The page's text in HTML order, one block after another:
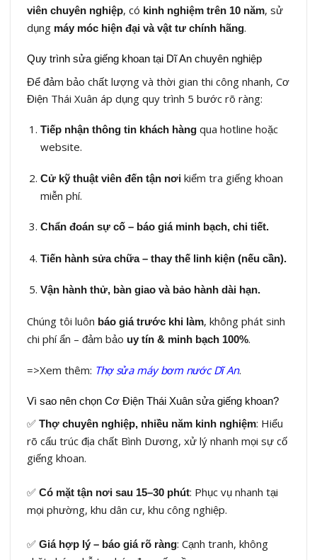
viên chuyên nghiệp, có kinh nghiệm trên 10 năm, sử
dụng máy móc hiện đại và vật tư chính hãng.
Quy trình sửa giếng khoan tại Dĩ An chuyên nghiệp
Để đảm bảo chất lượng và thời gian thi công nhanh, Cơ
Điện Thái Xuân áp dụng quy trình 5 bước rõ ràng:
Tiếp nhận thông tin khách hàng qua hotline hoặc
website.
Cử kỹ thuật viên đến tận nơi kiểm tra giếng khoan
miễn phí.
Chẩn đoán sự cố – báo giá minh bạch, chi tiết.
Tiến hành sửa chữa – thay thế linh kiện (nếu cần).
Vận hành thử, bàn giao và bảo hành dài hạn.
Chúng tôi luôn báo giá trước khi làm, không phát sinh
chi phí ẩn – đảm bảo uy tín & minh bạch 100%.
=>Xem thêm: Thợ sửa máy bơm nước Dĩ An.
Vì sao nên chọn Cơ Điện Thái Xuân sửa giếng khoan?
✅ Thợ chuyên nghiệp, nhiều năm kinh nghiệm: Hiểu
rõ cấu trúc địa chất Bình Dương, xử lý nhanh mọi sự cố
giếng khoan.
✅ Có mặt tận nơi sau 15–30 phút: Phục vụ nhanh tại
mọi phường, khu dân cư, khu công nghiệp.
✅ Giá hợp lý – báo giá rõ ràng: Cạnh tranh, không